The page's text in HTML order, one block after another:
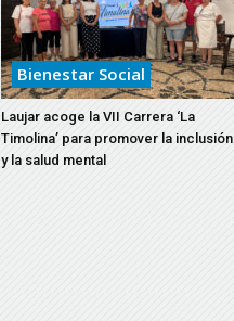
Bienestar Social
Laujar acoge la VII Carrera ‘La
Timolina’ para promover la inclusión
y la salud mental